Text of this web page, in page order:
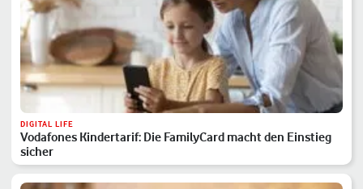
DIGITAL LIFE
Vodafones Kindertarif: Die FamilyCard macht den Einstieg
sicher